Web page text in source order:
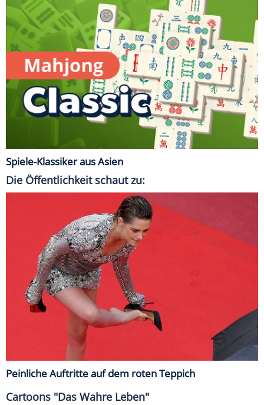
Spiele-Klassiker aus Asien
Die Öffentlichkeit schaut zu:
Peinliche Auftritte auf dem roten Teppich
Cartoons "Das Wahre Leben"